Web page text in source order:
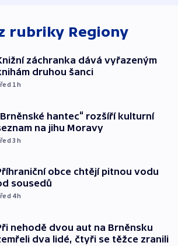
rubriky Regiony
záchranka dává vyřazeným
druhou šanci
1h
hantec“ rozšíří kulturní
na jihu Moravy
3h
obce chtějí pitnou vodu
sousedů
4h
nehodě dvou aut na Brněnsku
dva lidé, čtyři se těžce zranili